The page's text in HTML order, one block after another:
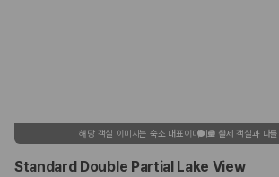
해당 객실 이미지는 숙소 대표이미지로 실제 객실과 다
Standard Double Partial Lake View